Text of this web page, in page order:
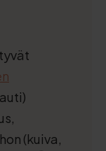
(kuiva,